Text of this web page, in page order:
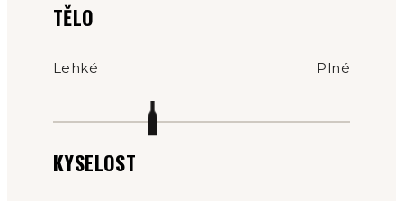
TĚLO
Lehké Plné
KYSELOST